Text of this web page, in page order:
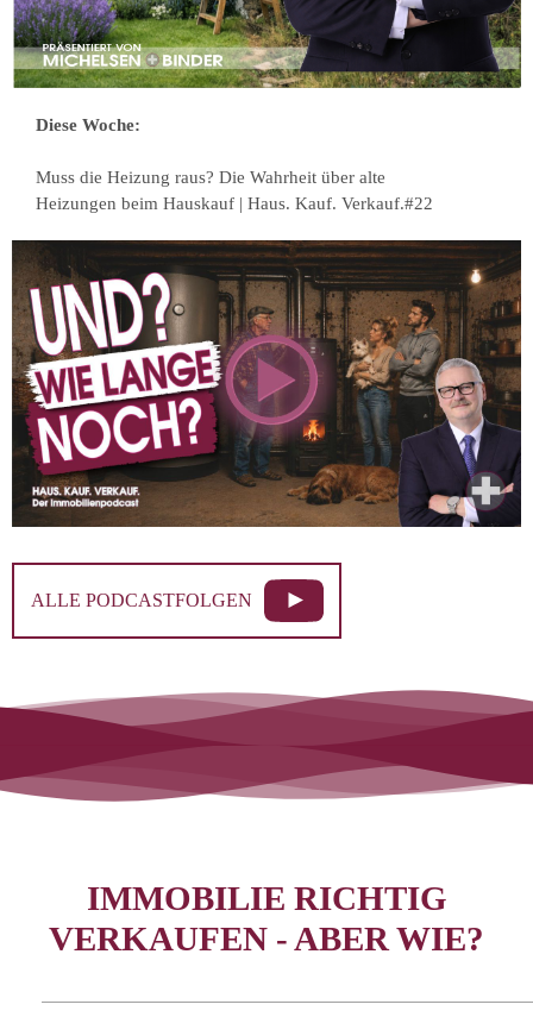
Diese Woche:
Muss die Heizung raus? Die Wahrheit über alte
Heizungen beim Hauskauf | Haus. Kauf. Verkauf.#22
ALLE PODCASTFOLGEN
IMMOBILIE RICHTIG
VERKAUFEN - ABER WIE?